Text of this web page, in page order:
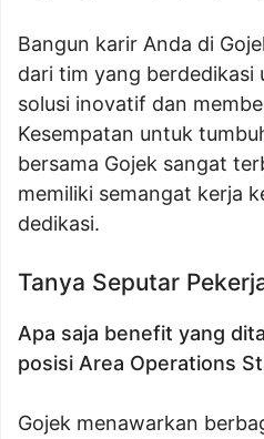
Bangun karir Anda di
dari tim yang berdedikasi
solusi inovatif dan
Kesempatan untuk
bersama Gojek sangat
memiliki semangat kerja
dedikasi.
Tanya Seputar
Apa saja benefit yang
posisi Area Operations
Gojek menawarkan